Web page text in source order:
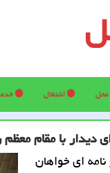
محل اشتغال
دیدار با مقام
ای خواهان